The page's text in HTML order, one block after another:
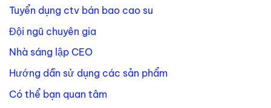
Tuyển dụng ctv bán bao cao su
Đội ngũ chuyên gia
Nhà sáng lập CEO
Hướng dẫn sử dụng các sản phẩm
Có thể bạn quan tâm